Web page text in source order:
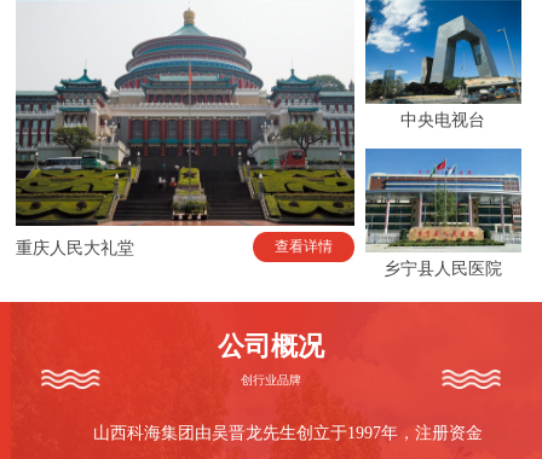
重庆人民大礼堂 查看详情
中央电视台
乡宁县人民医院
公司概况
创行业品牌
山西科海集团由吴晋龙先生创立于1997年，注册资金